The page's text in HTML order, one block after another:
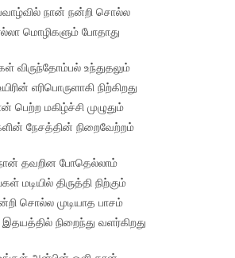
நான் நன்றி சொல்ல
மொழிகளும் போதாது
விருந்தோம்பல் உந்துதலும்
எரிபொருளாகி நிற்கிறது
பெற்ற மகிழ்ச்சி முழுதும்
நேசத்தின் நிறைவேற்றம்
தவறின போதெல்லாம்
மடியில் திருத்தி நிற்கும்
சொல்ல முடியாத பாசம்
நிறைந்து வளர்கிறது